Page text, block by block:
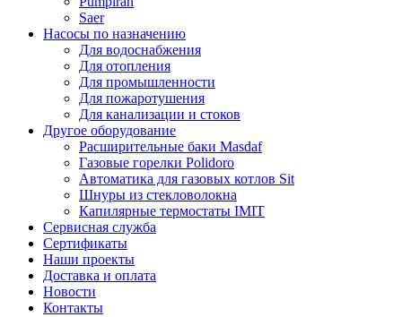
Saer
Насосы по назначению
Для водоснабжения
Для отопления
Для промышленности
Для пожаротушения
Для канализации и стоков
Другое оборудование
Расширительные баки Masdaf
Газовые горелки Polidoro
Автоматика для газовых котлов Sit
Шнуры из стекловолокна
Капилярные термостаты IMIT
Сервисная служба
Сертификаты
Наши проекты
Доставка и оплата
Новости
Контакты